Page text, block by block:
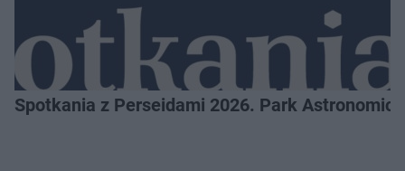
Spotkania z Perseidami 2026. Park